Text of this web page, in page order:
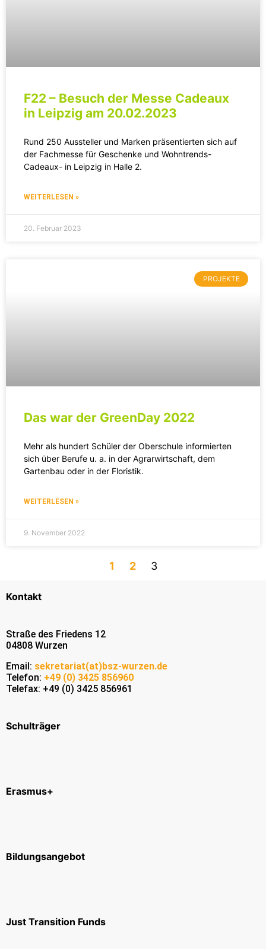
F22 – Besuch der Messe Cadeaux
in Leipzig am 20.02.2023
Rund 250 Aussteller und Marken präsentierten sich auf
der Fachmesse für Geschenke und Wohntrends-
Cadeaux- in Leipzig in Halle 2.
WEITERLESEN »
20. Februar 2023
PROJEKTE
Das war der GreenDay 2022
Mehr als hundert Schüler der Oberschule informierten
sich über Berufe u. a. in der Agrarwirtschaft, dem
Gartenbau oder in der Floristik.
WEITERLESEN »
9. November 2022
1 2 3
Kontakt
Straße des Friedens 12
04808 Wurzen
Email: sekretariat(at)bsz-wurzen.de
Telefon: +49 (0) 3425 856960
Telefax: +49 (0) 3425 856961
Schulträger
Erasmus+
Bildungsangebot
Just Transition Funds